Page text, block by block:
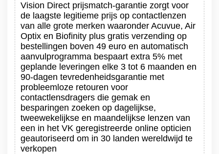
Vision Direct prijsmatch-garantie zorgt voor
de laagste legitieme prijs op contactlenzen
van alle grote merken waaronder Acuvue, Air
Optix en Biofinity plus gratis verzending op
bestellingen boven 49 euro en automatisch
aanvulprogramma bespaart extra 5% met
geplande leveringen elke 3 tot 6 maanden en
90-dagen tevredenheidsgarantie met
probleemloze retouren voor
contactlensdragers die gemak en
besparingen zoeken op dagelijkse,
tweewekelijkse en maandelijkse lenzen van
een in het VK geregistreerde online opticien
geautoriseerd om in 30 landen wereldwijd te
verkopen